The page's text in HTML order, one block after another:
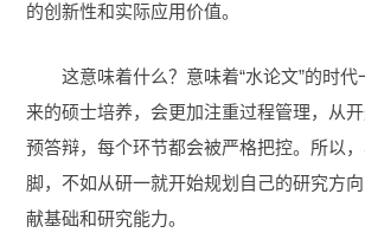
的创新性和实际应用价值。
这意味着什么？意味着“水论文”的时
来的硕士培养，会更加注重过程管理，从
预答辩，每个环节都会被严格把控。所以
脚，不如从研一就开始规划自己的研究方
献基础和研究能力。